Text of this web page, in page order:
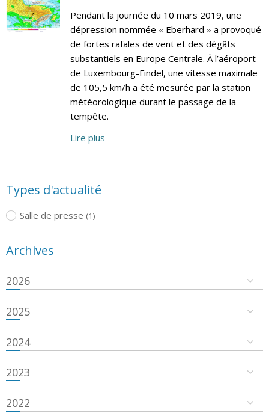
Pendant la journée du 10 mars 2019, une
dépression nommée « Eberhard » a provoqué
de fortes rafales de vent et des dégâts
substantiels en Europe Centrale. À l’aéroport
de Luxembourg-Findel, une vitesse maximale
de 105,5 km/h a été mesurée par la station
météorologique durant le passage de la
tempête.
Lire plus
Types d'actualité
Salle de presse (1)
Archives
2026
2025
2024
2023
2022